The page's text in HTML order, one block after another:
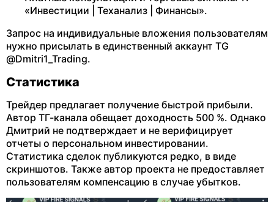
«Инвестиции | Теханализ | Финансы».
Запрос на индивидуальные вложения пользователям
нужно присылать в единственный аккаунт TG
@Dmitri1_Trading.
Статистика
Трейдер предлагает получение быстрой прибыли.
Автор ТГ-канала обещает доходность 500 %. Однако
Дмитрий не подтверждает и не верифицирует
отчеты о персональном инвестировании.
Статистика сделок публикуются редко, в виде
скриншотов. Также автор проекта не предоставляет
пользователям компенсацию в случае убытков.